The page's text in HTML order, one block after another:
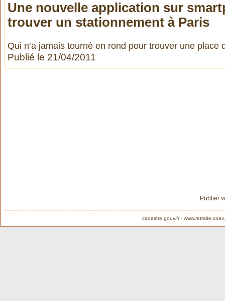
Une nouvelle application sur
trouver un stationnement à Paris
Qui n’a jamais tourné en rond pour trouver une place
Publié le 21/04/2011
Publier
cadastre.gouv.fr-